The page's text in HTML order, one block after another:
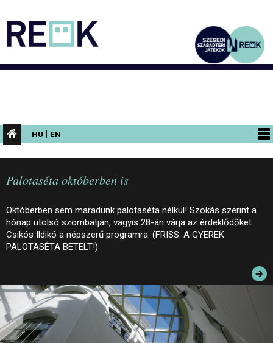
HU | EN
PROGRAMOK
KIÁLLÍTÁSOK
AZ ÉPÜLET
INFORMÁCIÓK
ELÉRHETŐSÉG
PALOTASÉTÁK ÉS VEZETÉSEK
Palotaséta októberben is
Októberben sem maradunk palotaséta nélkül! Szokás szerint a
hónap utolsó szombatján, vagyis 28-án várja az érdeklődőket
Csikós Ildikó a népszerű programra. (FRISS: A GYEREK
PALOTASÉTA BETELT!)